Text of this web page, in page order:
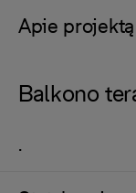
Apie projektą
Balkono
.